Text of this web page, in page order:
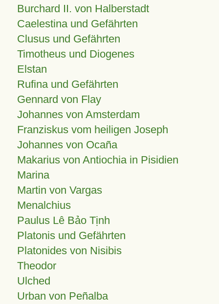
Burchard II. von Halberstadt
Caelestina und Gefährten
Clusus und Gefährten
Timotheus und Diogenes
Elstan
Rufina und Gefährten
Gennard von Flay
Johannes von Amsterdam
Franziskus vom heiligen Joseph
Johannes von Ocaña
Makarius von Antiochia in Pisidien
Marina
Martin von Vargas
Menalchius
Paulus Lê Bảo Tịnh
Platonis und Gefährten
Platonides von Nisibis
Theodor
Ulched
Urban von Peñalba